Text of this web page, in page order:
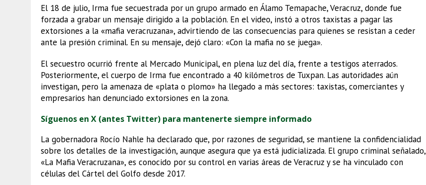
El 18 de julio, Irma fue secuestrada por un grupo armado en Álamo Temapache, Veracruz, donde fue
forzada a grabar un mensaje dirigido a la población. En el video, instó a otros taxistas a pagar las
extorsiones a la «mafia veracruzana», advirtiendo de las consecuencias para quienes se resistan a ceder
ante la presión criminal. En su mensaje, dejó claro: «Con la mafia no se juega».
El secuestro ocurrió frente al Mercado Municipal, en plena luz del día, frente a testigos aterrados.
Posteriormente, el cuerpo de Irma fue encontrado a 40 kilómetros de Tuxpan. Las autoridades aún
investigan, pero la amenaza de «plata o plomo» ha llegado a más sectores: taxistas, comerciantes y
empresarios han denunciado extorsiones en la zona.
Síguenos en X (antes Twitter) para mantenerte siempre informado
La gobernadora Rocío Nahle ha declarado que, por razones de seguridad, se mantiene la confidencialidad
sobre los detalles de la investigación, aunque asegura que ya está judicializada. El grupo criminal señalado,
«La Mafia Veracruzana», es conocido por su control en varias áreas de Veracruz y se ha vinculado con
células del Cártel del Golfo desde 2017.